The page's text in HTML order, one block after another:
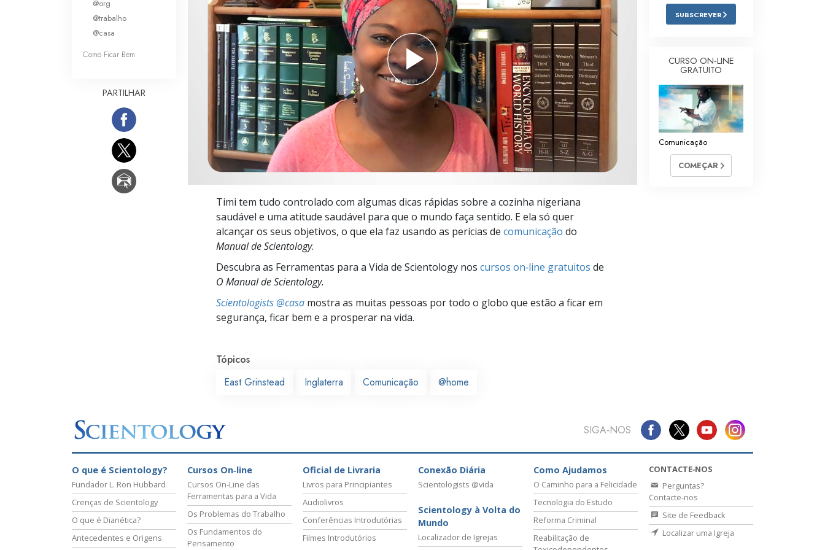
O que é a Grandeza?
Respostas às Drogas
Crianças
Ferramentas para o Local do Trabalho
Ética e as Condições
A Causa da Supressão
Bases da Organização
Fundamentos das Relações Públicas
Timi tem tudo controlado com algumas dicas rápidas sobre a cozinha nigeriana
saudável e uma atitude saudável para que o mundo faça sentido. E ela só quer
alcançar os seus objetivos, o que ela faz usando as perícias de comunicação do
Manual de Scientology.
Descubra as Ferramentas para a Vida de Scientology nos cursos on‑line gratuitos de
O Manual de Scientology.
Scientologists @casa mostra as muitas pessoas por todo o globo que estão a ficar em
segurança, ficar bem e a prosperar na vida.
Tópicos
East Grinstead
Inglaterra Comunicação @home
@org
@trabalho
@casa
Como Ficar Bem
PARTILHAR
SUBSCREVER
CURSO ON‑LINE
GRATUITO
Comunicação
COMEÇAR
SIGA‑NOS
O que é Scientology?
Fundador L. Ron Hubbard
Crenças de Scientology
O que é Dianética?
Antecedentes e Origens
Cursos On‑line
Cursos On‑Line das
Ferramentas para a Vida
Os Problemas do Trabalho
Os Fundamentos do
Pensamento
Oficial de Livraria
Livros para Principiantes
Audiolivros
Conferências Introdutórias
Filmes Introdutórios
Conexão Diária
Scientologists @vida
Scientology à Volta do
Mundo
Localizador de Igrejas
Como Ajudamos
O Caminho para a Felicidade
Tecnologia do Estudo
Reforma Criminal
Reabilitação de
CONTACTE‑NOS
Perguntas?
Contacte‑nos
Site de Feedback
Localizar uma Igreja